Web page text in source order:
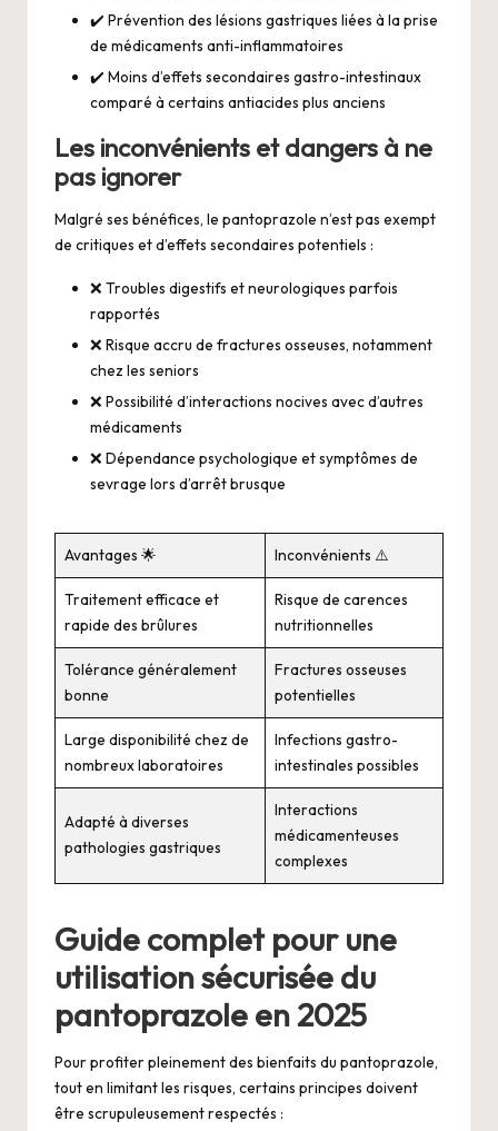
✔️ Prévention des lésions gastriques liées à la prise
de médicaments anti-inflammatoires
✔️ Moins d’effets secondaires gastro-intestinaux
comparé à certains antiacides plus anciens
Les inconvénients et dangers à ne
pas ignorer
Malgré ses bénéfices, le pantoprazole n’est pas exempt
de critiques et d’effets secondaires potentiels :
❌ Troubles digestifs et neurologiques parfois
rapportés
❌ Risque accru de fractures osseuses, notamment
chez les seniors
❌ Possibilité d’interactions nocives avec d’autres
médicaments
❌ Dépendance psychologique et symptômes de
sevrage lors d’arrêt brusque
Avantages 🌟 Inconvénients ⚠️
Traitement efficace et
rapide des brûlures
Risque de carences
nutritionnelles
Tolérance généralement
bonne
Fractures osseuses
potentielles
Large disponibilité chez de
nombreux laboratoires
Infections gastro-
intestinales possibles
Adapté à diverses
pathologies gastriques
Interactions
médicamenteuses
complexes
Guide complet pour une
utilisation sécurisée du
pantoprazole en 2025
Pour profiter pleinement des bienfaits du pantoprazole,
tout en limitant les risques, certains principes doivent
être scrupuleusement respectés :